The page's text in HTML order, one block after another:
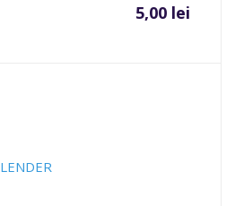
5,00 lei